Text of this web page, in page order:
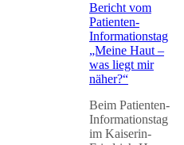
Bericht vom
Patienten-
Informationstag
„Meine Haut –
was liegt mir
näher?“
Beim Patienten-
Informationstag
im Kaiserin-